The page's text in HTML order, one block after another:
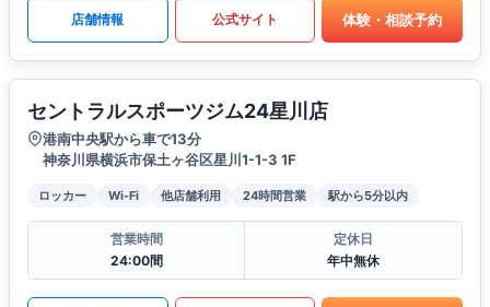
店舗情報 公式サイト 体験・相談予約
セントラルスポーツジム24星川店
港南中央駅から車で13分
神奈川県横浜市保土ヶ谷区星川1-1-3 1F
ロッカー Wi-Fi 他店舗利用 24時間営業 駅から5分以内
営業時間
24:00間
定休日
年中無休